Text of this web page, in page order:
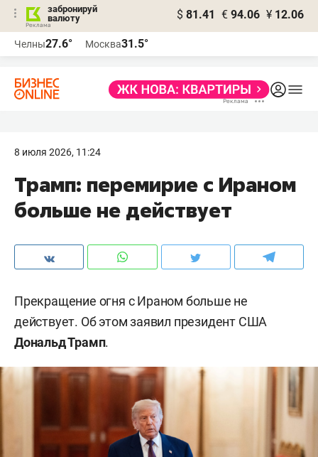
забронируй
валюту
$ 81.41 € 94.06 ¥ 12.06
Челны27.6° Москва31.5°
8 июля 2026, 11:24
Трамп: перемирие с Ираном
больше не действует
Прекращение огня с Ираном больше не
действует. Об этом заявил президент США
Дональд Трамп.